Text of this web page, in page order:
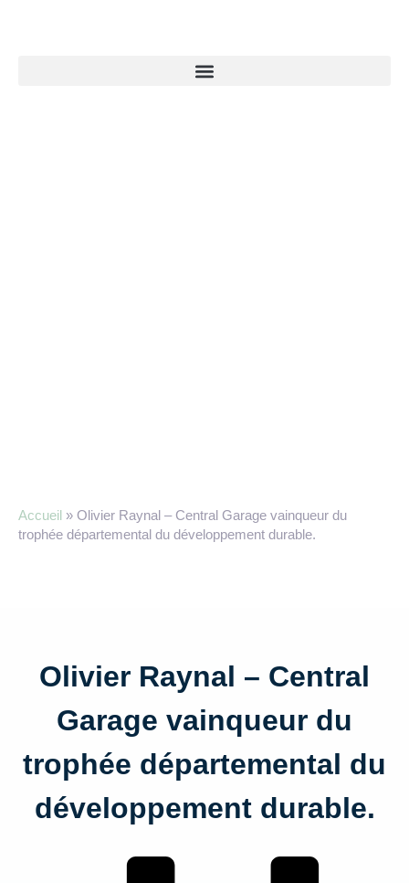
Accueil » Olivier Raynal – Central Garage vainqueur du
trophée départemental du développement durable.
Olivier Raynal – Central
Garage vainqueur du
trophée départemental du
développement durable.